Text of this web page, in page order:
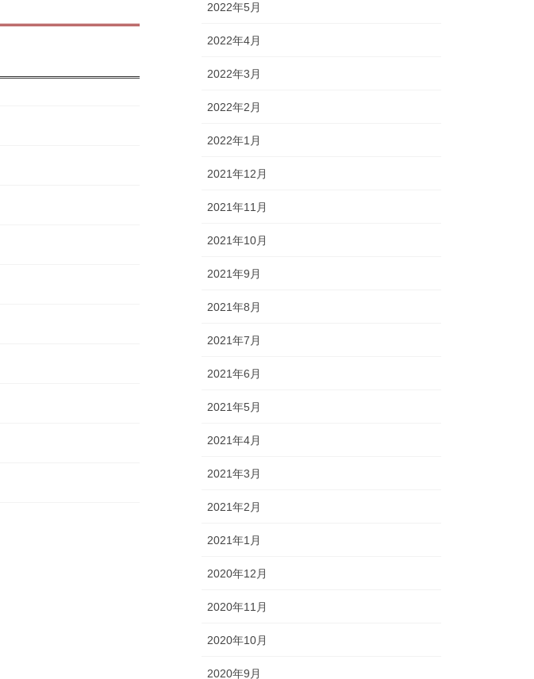
2022年5月
2022年4月
2022年3月
2022年2月
2022年1月
2021年12月
2021年11月
2021年10月
2021年9月
2021年8月
2021年7月
2021年6月
2021年5月
2021年4月
2021年3月
2021年2月
2021年1月
2020年12月
2020年11月
2020年10月
2020年9月